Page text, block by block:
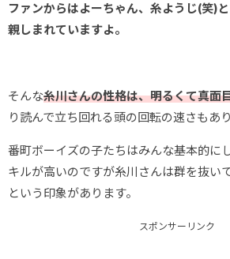
ファンからはよーちゃん、糸ようじ(笑)
親しまれていますよ。
そんな糸川さんの性格は、明るくて真面
り読んで立ち回れる頭の回転の速さもあり
番町ボーイズの子たちはみんな基本的に
キルが高いのですが糸川さんは群を抜い
という印象があります。
スポンサーリンク